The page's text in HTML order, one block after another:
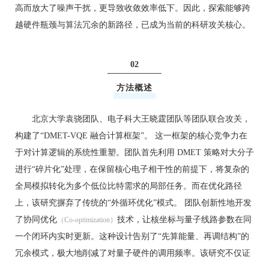
高而放大了噪声干扰，更导致收敛效率低下。因此，探索能够跨
越硬件瓶颈与算法冗余的新路径，已成为当前的科研攻关核心。
02
方法概述
北京大学袁骁团队、电子科大王晓霆团队等团队联合攻关，
构建了“DMET-VQE 融合计算框架”。 这一框架的核心竞争力在
于对计算逻辑的系统性重塑。团队首先利用 DMET 策略对大分子
进行“碎片化”处理，在保留核心电子相干性的前提下，将复杂的
全局模拟转化为多个低位比特需求的局部任务。而在优化路径
上，该研究摒弃了传统的“外循环优化”模式。 团队创新性地开发
了协同优化 （Co-optimization） 技术，让核坐标与量子线路参数在同
一个闭环内实时更新。这种设计告别了“先算能量、再调结构”的
冗余模式，极大地削减了对量子硬件的调用频率。该研究不仅证